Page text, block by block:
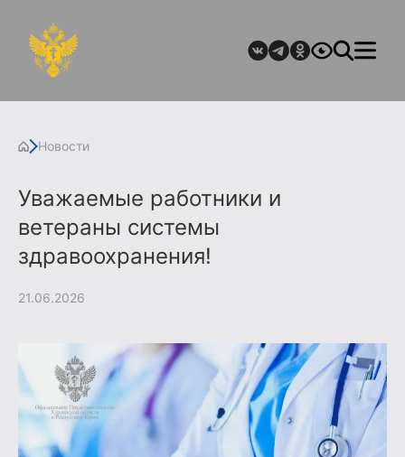
Новости
Уважаемые работники и
ветераны системы
здравоохранения!
21.06.2026